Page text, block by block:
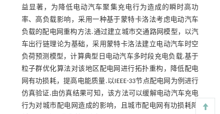
益显著，为降低电动汽车聚集充电行为造成的瞬时高功
率、高负载影响，采用一种基于蒙特卡洛法考虑电动汽车
负载的配电网重构方法.通过建立城市交通路网模型，以汽
车出行链理论为基础，采用蒙特卡洛法建立电动汽车时空
负荷预测模型，计算典型日电动汽车多时段充电负载.基于
粒子群优化算法对该地区配电网进行拓扑重构，降低配电
网有功损耗，提高电能质量.以IEEE-33节点配电网为例进行
仿真验证.由仿真结果可知，该方法可以缓解电动汽车充电
行为对城市配电网造成的影响，且城市配电网有功损耗降